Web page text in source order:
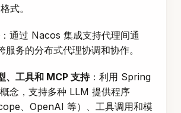
式。
：通过 Nacos 集成支持代理间通
服务的分布式代理协调和协作。
、工具和 MCP 支持：利用 Spring
念，支持多种 LLM 提供程序
、OpenAI 等）、工具调用和模